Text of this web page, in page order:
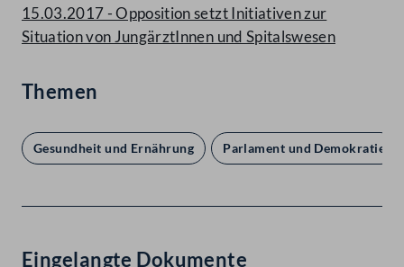
15.03.2017 - Opposition setzt Initiativen zur
Situation von JungärztInnen und Spitalswesen
Themen
Gesundheit und Ernährung Parlament und Demokratie
Eingelangte Dokumente